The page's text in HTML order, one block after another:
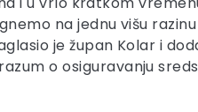
na jednu višu
je župan Kolar i
o osiguravanju